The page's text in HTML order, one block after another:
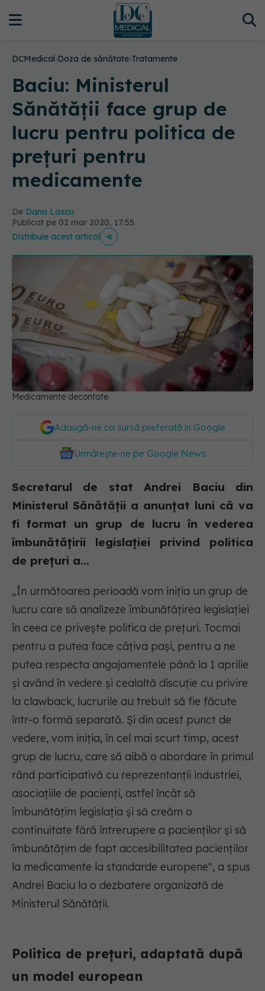
DCMedical›Doza de sănătate›Tratamente
Baciu: Ministerul
Sănătății face grup de
lucru pentru politica de
prețuri pentru
medicamente
De Dana Lascu
Publicat pe 02 mar 2020, 17:55
Distribuie acest articol
Medicamente decontate
Adaugă-ne ca sursă preferată în Google
Urmărește-ne pe Google News
Secretarul de stat Andrei Baciu din
Ministerul Sănătății a anunțat luni că va
fi format un grup de lucru în vederea
îmbunătățirii legislației privind politica
de prețuri a...
„În următoarea perioadă vom iniția un grup de
lucru care să analizeze îmbunătățirea legislației
în ceea ce privește politica de prețuri. Tocmai
pentru a putea face câțiva pași, pentru a ne
putea respecta angajamentele până la 1 aprilie
și având în vedere și cealaltă discuție cu privire
la clawback, lucrurile au trebuit să fie făcute
într-o formă separată. Și din acest punct de
vedere, vom iniția, în cel mai scurt timp, acest
grup de lucru, care să aibă o abordare în primul
rând participativă cu reprezentanții industriei,
asociațiile de pacienți, astfel încât să
îmbunătățim legislația și să creăm o
continuitate fără întrerupere a pacienților și să
îmbunătățim de fapt accesibilitatea pacienților
la medicamente la standarde europene", a spus
Andrei Baciu la o dezbatere organizată de
Ministerul Sănătății.
Politica de prețuri, adaptată după
un model european